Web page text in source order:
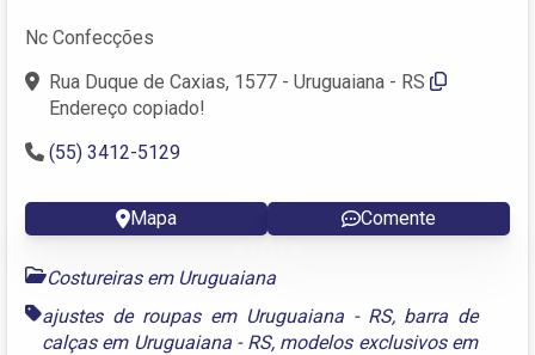
Nc Confecções
Rua Duque de Caxias, 1577 - Uruguaiana - RS
Endereço copiado!
(55) 3412-5129
Mapa Comente
Costureiras em Uruguaiana
ajustes de roupas em Uruguaiana - RS, barra de
calças em Uruguaiana - RS, modelos exclusivos em